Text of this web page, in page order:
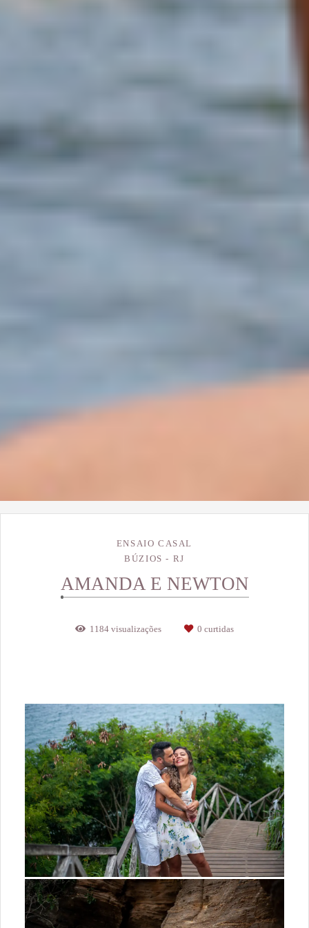
ENSAIO CASAL
BÚZIOS - RJ
AMANDA E NEWTON
1184 visualizações 0 curtidas